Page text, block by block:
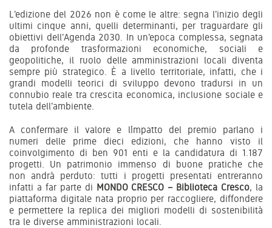
L'edizione del 2026 non è come le altre: segna l'inizio degli
ultimi cinque anni, quelli determinanti, per traguardare gli
obiettivi dell'Agenda 2030. In un'epoca complessa, segnata
da profonde trasformazioni economiche, sociali e
geopolitiche, il ruolo delle amministrazioni locali diventa
sempre più strategico. È a livello territoriale, infatti, che i
grandi modelli teorici di sviluppo devono tradursi in un
connubio reale tra crescita economica, inclusione sociale e
tutela dell'ambiente.
A confermare il valore e l’impatto del premio parlano i
numeri delle prime dieci edizioni, che hanno visto il
coinvolgimento di ben 901 enti e la candidatura di 1.187
progetti. Un patrimonio immenso di buone pratiche che
non andrà perduto: tutti i progetti presentati entreranno
infatti a far parte di MONDO CRESCO – Biblioteca Cresco, la
piattaforma digitale nata proprio per raccogliere, diffondere
e permettere la replica dei migliori modelli di sostenibilità
tra le diverse amministrazioni locali.